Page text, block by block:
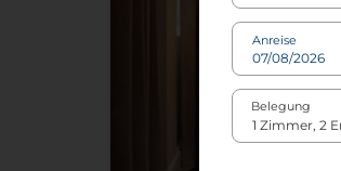
Anreise
Belegung